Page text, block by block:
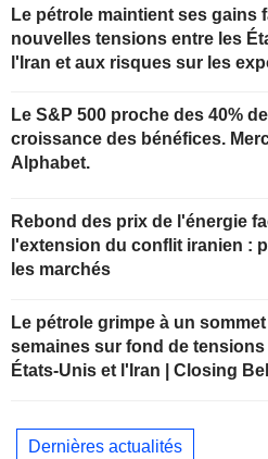
Le pétrole maintient ses gains
nouvelles tensions entre les
l'Iran et aux risques sur les
Le S&P 500 proche des 40% de
croissance des bénéfices.
Alphabet.
Rebond des prix de l'énergie
l'extension du conflit iranien :
les marchés
Le pétrole grimpe à un
semaines sur fond de tensions
États-Unis et l'Iran | Closing Bell
Dernières actualités